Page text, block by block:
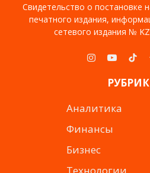
Свидетельство о постановке
печатного издания,
сетевого издания №
Instagram
YouTube
Аналитика
Финансы
Бизнес
Технологии